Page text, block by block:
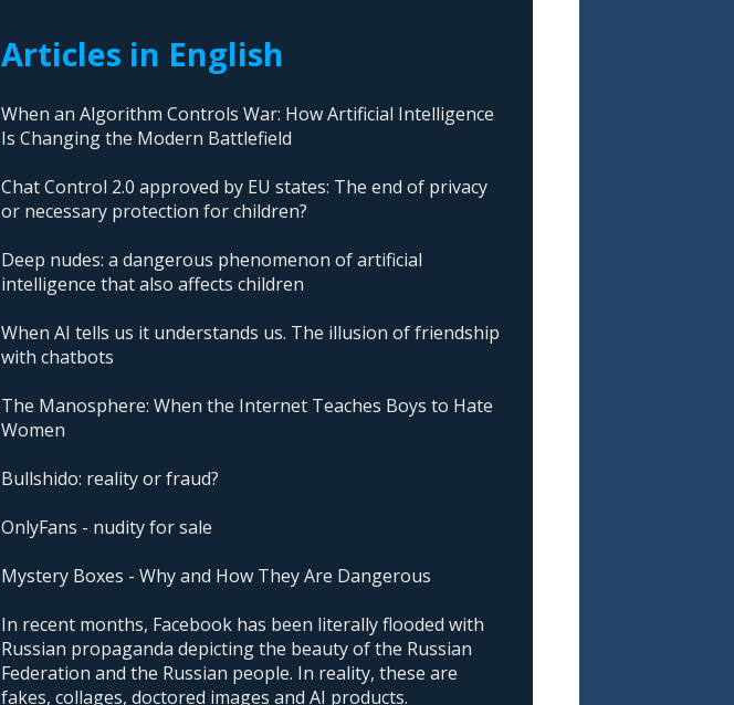
Articles in English
When an Algorithm Controls War: How Artificial Intelligence
Is Changing the Modern Battlefield
Chat Control 2.0 approved by EU states: The end of privacy
or necessary protection for children?
Deep nudes: a dangerous phenomenon of artificial
intelligence that also affects children
When AI tells us it understands us. The illusion of friendship
with chatbots
The Manosphere: When the Internet Teaches Boys to Hate
Women
Bullshido: reality or fraud?
OnlyFans - nudity for sale
Mystery Boxes - Why and How They Are Dangerous
In recent months, Facebook has been literally flooded with
Russian propaganda depicting the beauty of the Russian
Federation and the Russian people. In reality, these are
fakes, collages, doctored images and AI products.